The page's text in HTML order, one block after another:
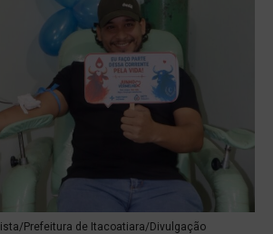
Prefeitura de Itacoatiara/Divulgação